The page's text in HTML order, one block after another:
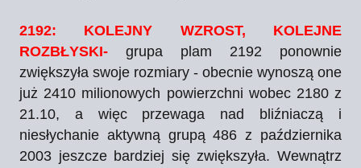
2192: KOLEJNY WZROST, KOLEJNE
ROZBŁYSKI- grupa plam 2192 ponownie
zwiększyła swoje rozmiary - obecnie wynoszą one
już 2410 milionowych powierzchni wobec 2180 z
21.10, a więc przewaga nad bliźniaczą i
niesłychanie aktywną grupą 486 z października
2003 jeszcze bardziej się zwiększyła. Wewnątrz